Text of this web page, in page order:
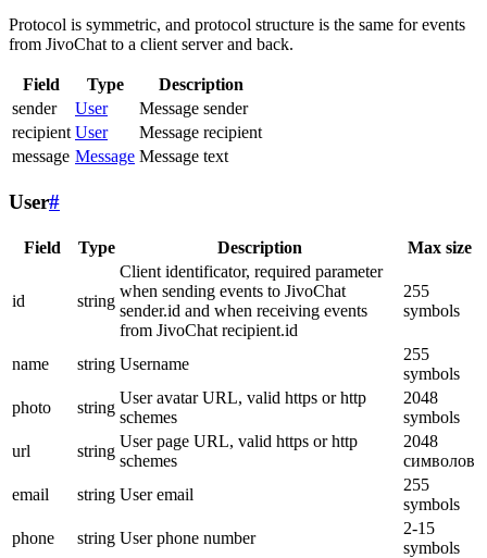
Protocol is symmetric, and protocol structure is the same for events
from JivoChat to a client server and back.
Field Type
Description
sender
User
Message sender
recipient User
Message recipient
message Message Message text
User#
Field Type Description Max size
id string
Client identificator, required parameter
when sending events to JivoChat
sender.id and when receiving events
from JivoChat recipient.id
255
symbols
name string Username
255
symbols
photo
string
User avatar URL, valid https or http
schemes
2048
symbols
url
string
User page URL, valid https or http
schemes
2048
символов
email
string User email
255
symbols
phone
string User phone number
2-15
symbols